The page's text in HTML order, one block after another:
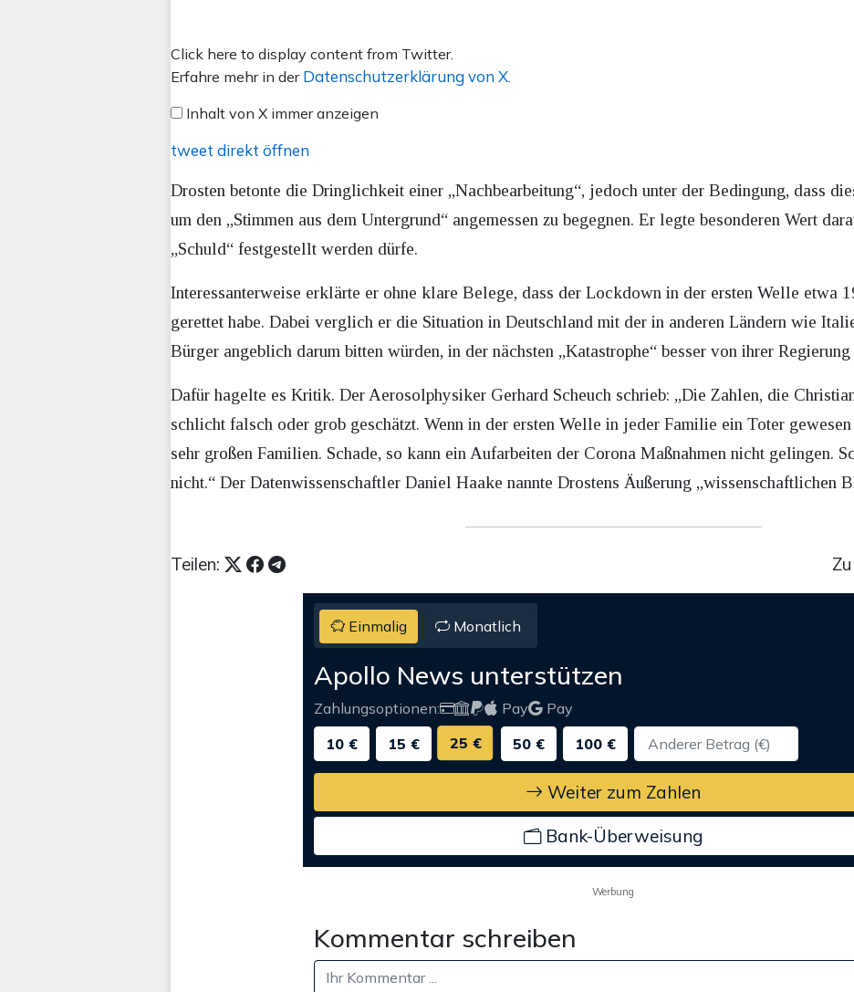
Inhalt
von
anzeigen
Click here to display content from Twitter.
Erfahre mehr in der Datenschutzerklärung von X.
Inhalt von X immer anzeigen
tweet direkt öffnen
Drosten betonte die Dringlichkeit einer „Nachbearbeitung“, jedoch unter der Bedingung, dass
um den „Stimmen aus dem Untergrund“ angemessen zu begegnen. Er legte besonderen Wert
„Schuld“ festgestellt werden dürfe.
Interessanterweise erklärte er ohne klare Belege, dass der Lockdown in der ersten Welle etwa
gerettet habe. Dabei verglich er die Situation in Deutschland mit der in anderen Ländern wie
Bürger angeblich darum bitten würden, in der nächsten „Katastrophe“ besser von ihrer
Dafür hagelte es Kritik. Der Aerosolphysiker Gerhard Scheuch schrieb: „Die Zahlen, die
schlicht falsch oder grob geschätzt. Wenn in der ersten Welle in jeder Familie ein Toter
sehr großen Familien. Schade, so kann ein Aufarbeiten der Corona Maßnahmen nicht gelingen.
nicht.“ Der Datenwissenschaftler Daniel Haake nannte Drostens Äußerung „wissenschaftlichen
Teilen:
Einmalig Monatlich
Apollo News unterstützen
Zahlungsoptionen: Pay
Pay
10 €
15 € 25 € 50 € 100 €
Weiter zum Zahlen
Bank-Überweisung
Werbung
Kommentar schreiben